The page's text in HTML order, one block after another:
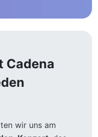
Cadena
wir uns am